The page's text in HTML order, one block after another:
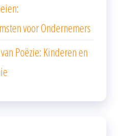
voor Ondernemers
Poëzie: Kinderen en